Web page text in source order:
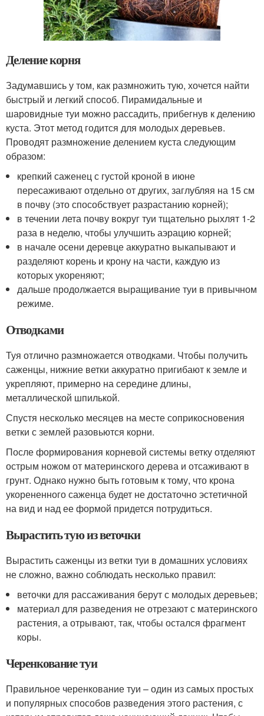
Деление корня
Задумавшись у том, как размножить тую, хочется найти
быстрый и легкий способ. Пирамидальные и
шаровидные туи можно рассадить, прибегнув к делению
куста. Этот метод годится для молодых деревьев.
Проводят размножение делением куста следующим
образом:
крепкий саженец с густой кроной в июне
пересаживают отдельно от других, заглубляя на 15 см
в почву (это способствует разрастанию корней);
в течении лета почву вокруг туи тщательно рыхлят 1-2
раза в неделю, чтобы улучшить аэрацию корней;
в начале осени деревце аккуратно выкапывают и
разделяют корень и крону на части, каждую из
которых укореняют;
дальше продолжается выращивание туи в привычном
режиме.
Отводками
Туя отлично размножается отводками. Чтобы получить
саженцы, нижние ветки аккуратно пригибают к земле и
укрепляют, примерно на середине длины,
металлической шпилькой.
Спустя несколько месяцев на месте соприкосновения
ветки с землей разовьются корни.
После формирования корневой системы ветку отделяют
острым ножом от материнского дерева и отсаживают в
грунт. Однако нужно быть готовым к тому, что крона
укорененного саженца будет не достаточно эстетичной
на вид и над ее формой придется потрудиться.
Вырастить тую из веточки
Вырастить саженцы из ветки туи в домашних условиях
не сложно, важно соблюдать несколько правил:
веточки для рассаживания берут с молодых деревьев;
материал для разведения не отрезают с материнского
растения, а отрывают, так, чтобы остался фрагмент
коры.
Черенкование туи
Правильное черенкование туи – один из самых простых
и популярных способов разведения этого растения, с